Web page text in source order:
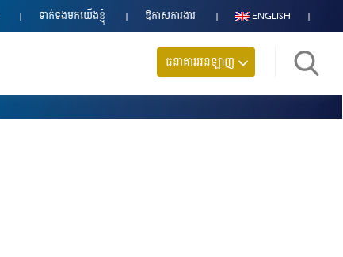
ទាក់ទង​មក​យើងខ្ញុំ ឱកាសការងារ ENGLISH
ធនាគារអនឡាញ ស្វែង